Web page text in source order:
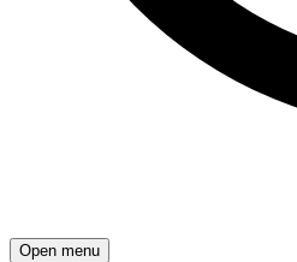
Open menu